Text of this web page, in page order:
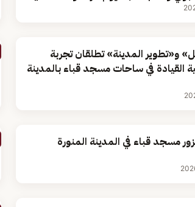
و«تطوير المدينة» تطلقان تجربة
القيادة في ساحات مسجد قباء بالمدينة
مسجد قباء في المدينة المنورة